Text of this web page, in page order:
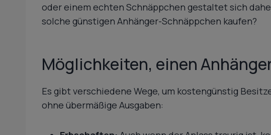
oder einem echten Schnäppchen gestaltet sich
solche günstigen Anhänger-Schnäppchen kaufen?
Möglichkeiten, einen
Es gibt verschiedene Wege, um kostengünstig
ohne übermäßige Ausgaben: